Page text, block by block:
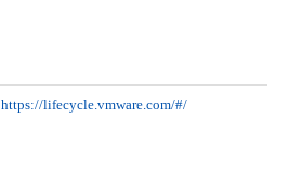
https://lifecycle.vmware.com/#/